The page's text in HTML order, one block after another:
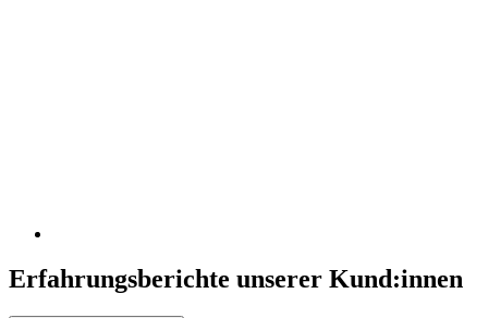
Erfahrungsberichte unserer Kund:innen